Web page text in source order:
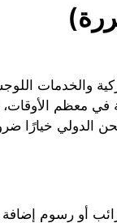
والخدمات
في معظم
الدولي خيارًا
أو رسوم